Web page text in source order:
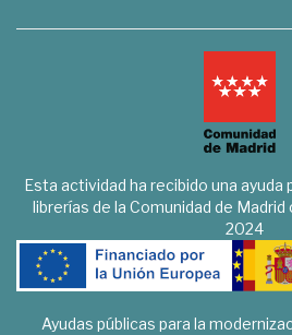
Esta actividad ha recibido una ayuda
librerías de la Comunidad de
2024
Ayudas públicas para la